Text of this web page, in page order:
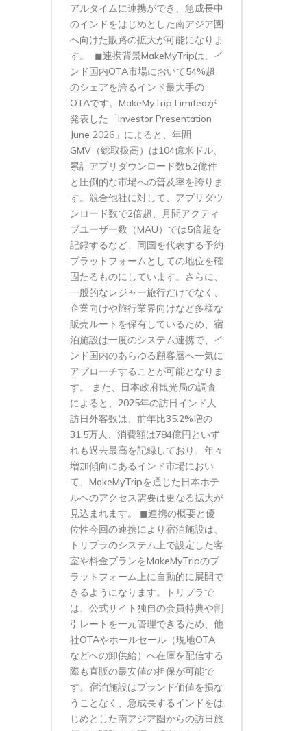
アルタイムに連携ができ、急成長中
のインドをはじめとした南アジア圏
へ向けた販路の拡大が可能になりま
す。 ◼︎連携背景MakeMyTripは、イ
ンド国内OTA市場において54%超
のシェアを誇るインド最大手の
OTAです。MakeMyTrip Limitedが
発表した「Investor Presentation
June 2026」によると、年間
GMV（総取扱高）は104億米ドル、
累計アプリダウンロード数5.2億件
と圧倒的な市場への普及率を誇りま
す。競合他社に対して、アプリダウ
ンロード数で2倍超、月間アクティ
ブユーザー数（MAU）では5倍超を
記録するなど、同国を代表する予約
プラットフォームとしての地位を確
固たるものにしています。さらに、
一般的なレジャー旅行だけでなく、
企業向けや旅行業界向けなど多様な
販売ルートを保有しているため、宿
泊施設は一度のシステム連携で、イ
ンド国内のあらゆる顧客層へ一気に
アプローチすることが可能となりま
す。 また、日本政府観光局の調査
によると、2025年の訪日インド人
訪日外客数は、前年比35.2%増の
31.5万人、消費額は784億円といず
れも過去最高を記録しており、年々
増加傾向にあるインド市場におい
て、MakeMyTripを通じた日本ホテ
ルへのアクセス需要は更なる拡大が
見込まれます。 ◼︎連携の概要と優
位性今回の連携により宿泊施設は、
トリプラのシステム上で設定した客
室や料金プランをMakeMyTripのプ
ラットフォーム上に自動的に展開で
きるようになります。トリプラで
は、公式サイト独自の会員特典や割
引レートを一元管理できるため、他
社OTAやホールセール（現地OTA
などへの卸供給）へ在庫を配信する
際も直販の最安値の担保が可能で
す。宿泊施設はブランド価値を損な
うことなく、急成長するインドをは
じめとした南アジア圏からの訪日旅